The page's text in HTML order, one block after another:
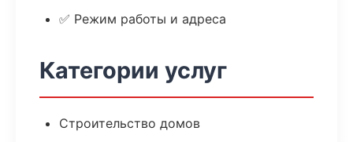
✅ Режим работы и адреса
Категории услуг
Строительство домов